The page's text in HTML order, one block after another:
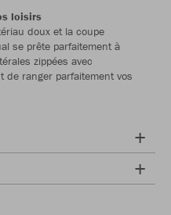
loisirs
doux et la coupe
se prête parfaitement à
zippées avec
de ranger parfaitement vos